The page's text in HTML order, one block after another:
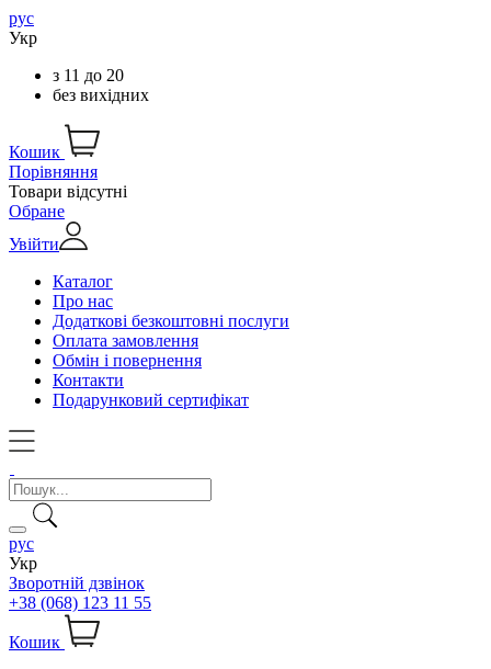
рус
Укр
з 11 до 20
без вихідних
Кошик
Порівняння
Товари відсутні
Обране
Увійти
Каталог
Про нас
Додаткові безкоштовні послуги
Оплата замовлення
Обмін і повернення
Контакти
Подарунковий сертифікат
рус
Укр
Зворотній дзвінок
+38 (068) 123 11 55
Кошик